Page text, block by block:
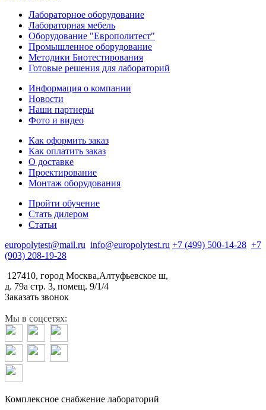
Лабораторное оборудование
Лабораторная мебель
Оборудование "Европолитест"
Промышленное оборудование
Методики Биотестирования
Готовые решения для лабораторий
Информация о компании
Новости
Наши партнеры
Фото и видео
Как оформить заказ
Как оплатить заказ
О доставке
Проектирование
Монтаж оборудования
Пройти обучение
Стать дилером
Статьи
europolytest@mail.ru info@europolytest.ru +7 (499) 500-14-28 +7
(903) 208-19-28
127410, город Москва,Алтуфьевское ш,
д. 79а стр. 3, помещ. 9/1/4
Заказать звонок
Мы в соцсетях:
Комплексное снабжение лабораторий